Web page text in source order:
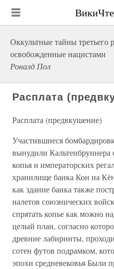
Оккультные тайны третьего
освобожденные нацистами
Роналд Пол
Расплата
Расплата (предвкушение)
Участившиеся
вынудили Кальтенбруннера
копья и императорских
хранилище банка Кон на
как здание банка также
налетов союзнических
спрятать копье как можно
целый план, согласно
древние лабиринты,
сотен футов подрамком,
эпохи средневековья Были